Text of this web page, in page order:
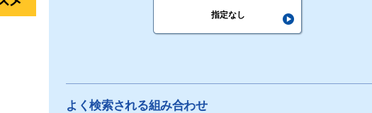
指定なし
よく検索される組み合わせ